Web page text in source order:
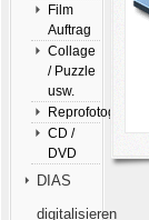
Film
Auftrag
Collage
/ Puzzle
usw.
Reprofotografie
CD /
DVD
DIAS
digitalisieren